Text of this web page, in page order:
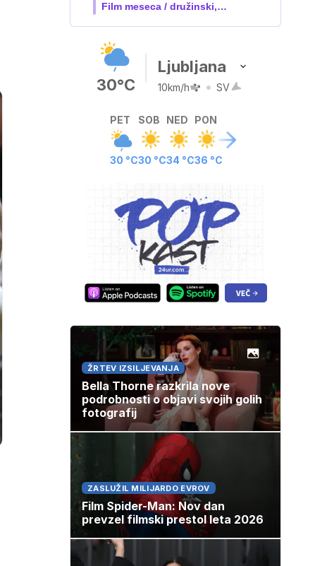
V živo na VOYO: sreda ob 20.30
30°C
Ljubljana
10km/h SV
PET
30 °C
SOB
30 °C
NED
34 °C
PON
36 °C
ŽRTEV IZSILJEVANJA
Bella Thorne razkrila nove
podrobnosti o objavi svojih golih
fotografij
ZASLUŽIL MILIJARDO EVROV
Film Spider-Man: Nov dan
prevzel filmski prestol leta 2026